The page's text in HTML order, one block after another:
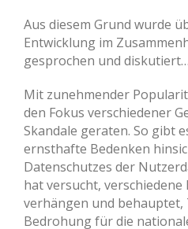
Aus diesem Grund wurde
Entwicklung im
gesprochen und diskutiert…
Mit zunehmender
den Fokus verschiedener
Skandale geraten. So gibt
ernsthafte Bedenken
Datenschutzes der
hat versucht,
verhängen und behauptet,
Bedrohung für die